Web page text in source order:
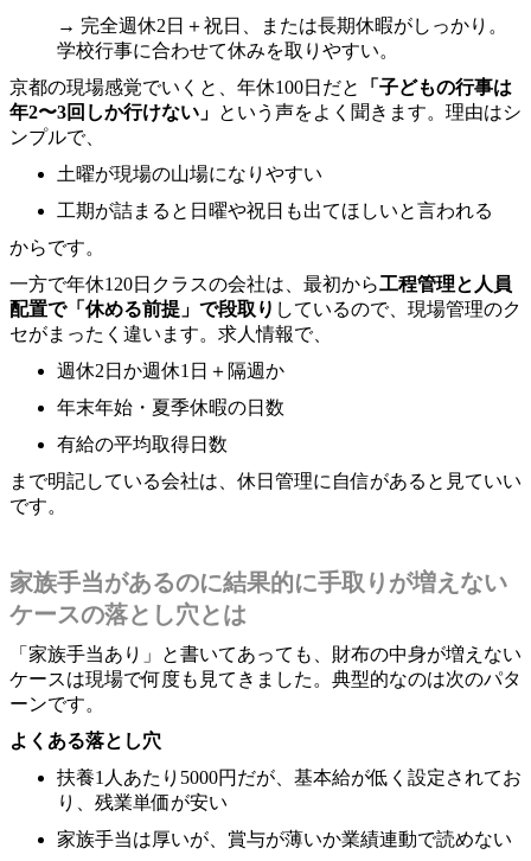
→ 完全週休2日＋祝日、または長期休暇がしっかり。
学校行事に合わせて休みを取りやすい。
京都の現場感覚でいくと、年休100日だと
「子どもの行事は
年2〜3回しか行けない」 という声をよく聞きます。理由はシ
ンプルで、
土曜が現場の山場になりやすい
工期が詰まると日曜や祝日も出てほしいと言われる
からです。
一方で年休120日クラスの会社は、最初から工程管理と人員
配置で「休める前提」で段取り しているので、現場管理のク
セがまったく違います。求人情報で、
週休2日か週休1日＋隔週か
年末年始・夏季休暇の日数
有給の平均取得日数
まで明記している会社は、休日管理に自信があると見ていい
です。
家族手当があるのに結果的に手取りが増えない
ケースの落とし穴とは
「家族手当あり」と書いてあっても、財布の中身が増えない
ケースは現場で何度も見てきました。典型的なのは次のパタ
ーンです。
よくある落とし穴
扶養1人あたり5000円だが、基本給が低く設定されてお
り、残業単価が安い
家族手当は厚いが、賞与が薄いか業績連動で読めない